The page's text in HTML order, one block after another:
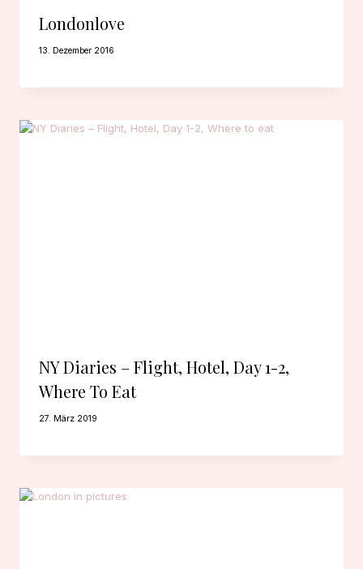
Londonlove
13. Dezember 2016
NY Diaries – Flight, Hotel, Day 1-2,
Where To Eat
27. März 2019